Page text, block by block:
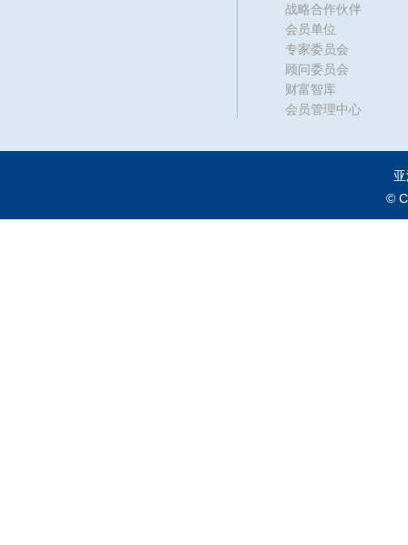
战略合作伙伴
会员单位
专家委员会
顾问委员会
财富智库
会员管理中心
©